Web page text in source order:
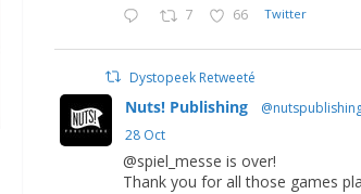
7 66 Twitter
Dystopeek Retweeté
Nuts! Publishing
28 Oct
@spiel_messe is over!
Thank you for all those games